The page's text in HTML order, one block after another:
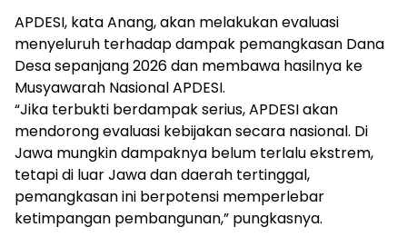
APDESI, kata Anang, akan melakukan evaluasi
menyeluruh terhadap dampak pemangkasan Dana
Desa sepanjang 2026 dan membawa hasilnya ke
Musyawarah Nasional APDESI.
“Jika terbukti berdampak serius, APDESI akan
mendorong evaluasi kebijakan secara nasional. Di
Jawa mungkin dampaknya belum terlalu ekstrem,
tetapi di luar Jawa dan daerah tertinggal,
pemangkasan ini berpotensi memperlebar
ketimpangan pembangunan,” pungkasnya.